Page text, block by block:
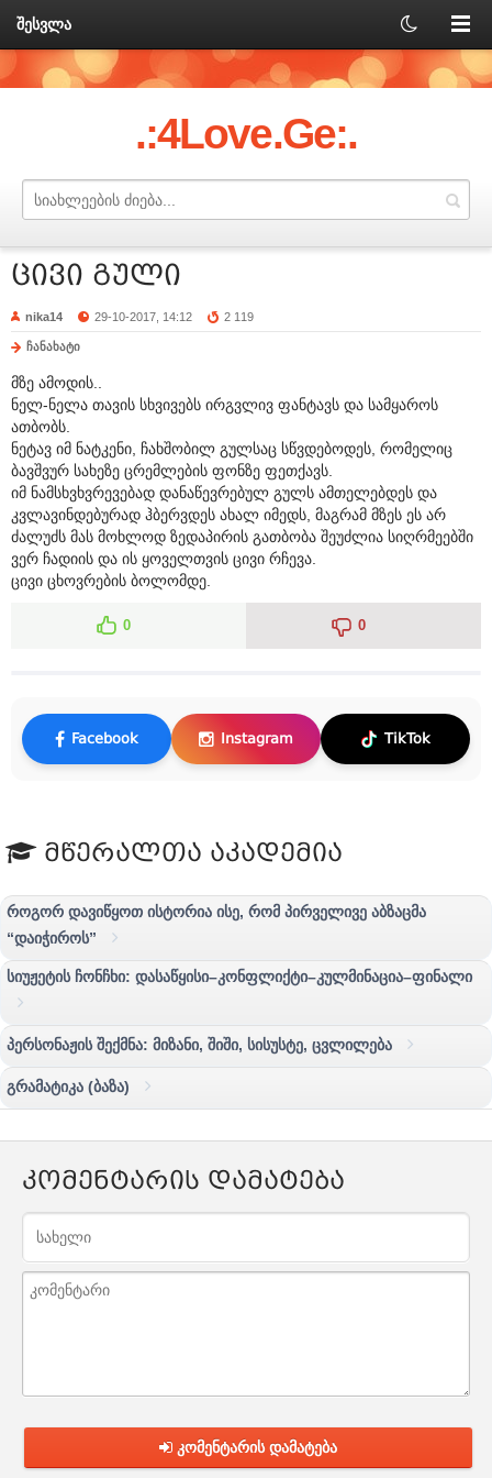
შესვლა
.:4Love.Ge:.
ცივი გული
nika14 29-10-2017, 14:12 2 119
ჩანახატი
მზე ამოდის..
ნელ-ნელა თავის სხვივებს ირგვლივ ფანტავს და სამყაროს
ათბობს.
ნეტავ იმ ნატკენი, ჩახშობილ გულსაც სწვდებოდეს, რომელიც
ბავშვურ სახეზე ცრემლების ფონზე ფეთქავს.
იმ ნამსხვხვრევებად დანაწევრებულ გულს ამთელებდეს და
კვლავინდებურად ჰბერვდეს ახალ იმედს, მაგრამ მზეს ეს არ
ძალუძს მას მოხლოდ ზედაპირის გათბობა შეუძლია სიღრმეებში
ვერ ჩადიის და ის ყოველთვის ცივი რჩევა.
ცივი ცხოვრების ბოლომდე.
0 0
Facebook Instagram TikTok
მწერალთა აკადემია
როგორ დავიწყოთ ისტორია ისე, რომ პირველივე აბზაცმა
“დაიჭიროს”
სიუჟეტის ჩონჩხი: დასაწყისი–კონფლიქტი–კულმინაცია–ფინალი
პერსონაჟის შექმნა: მიზანი, შიში, სისუსტე, ცვლილება
გრამატიკა (ბაზა)
კომენტარის დამატება
კომენტარის დამატება